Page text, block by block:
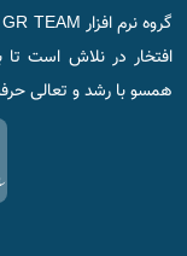
افتخار در نلاش است تا
همسو با رشد و تعالی